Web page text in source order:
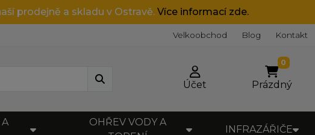
prodejně a skladu v Ostravě. Více informací zde.
Velkoobchod Blog Kontakt
Účet
0
Prázdný
A
OHŘEV VODY A
INFRAZÁŘIČE